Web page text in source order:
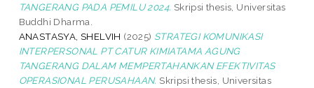
TANGERANG PADA PEMILU 2024. Skripsi thesis, Universitas
Buddhi Dharma.
ANASTASYA, SHELVIH (2025) STRATEGI KOMUNIKASI
INTERPERSONAL PT CATUR KIMIATAMA AGUNG
TANGERANG DALAM MEMPERTAHANKAN EFEKTIVITAS
OPERASIONAL PERUSAHAAN. Skripsi thesis, Universitas